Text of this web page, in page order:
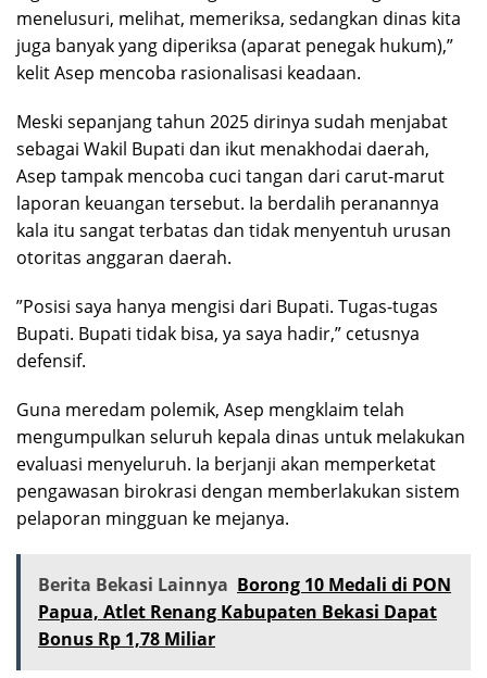
menelusuri, melihat, memeriksa, sedangkan dinas kita
juga banyak yang diperiksa (aparat penegak hukum),”
kelit Asep mencoba rasionalisasi keadaan.
Meski sepanjang tahun 2025 dirinya sudah menjabat
sebagai Wakil Bupati dan ikut menakhodai daerah,
Asep tampak mencoba cuci tangan dari carut-marut
laporan keuangan tersebut. Ia berdalih peranannya
kala itu sangat terbatas dan tidak menyentuh urusan
otoritas anggaran daerah.
”Posisi saya hanya mengisi dari Bupati. Tugas-tugas
Bupati. Bupati tidak bisa, ya saya hadir,” cetusnya
defensif.
Guna meredam polemik, Asep mengklaim telah
mengumpulkan seluruh kepala dinas untuk melakukan
evaluasi menyeluruh. Ia berjanji akan memperketat
pengawasan birokrasi dengan memberlakukan sistem
pelaporan mingguan ke mejanya.
Berita Bekasi Lainnya Borong 10 Medali di PON
Papua, Atlet Renang Kabupaten Bekasi Dapat
Bonus Rp 1,78 Miliar